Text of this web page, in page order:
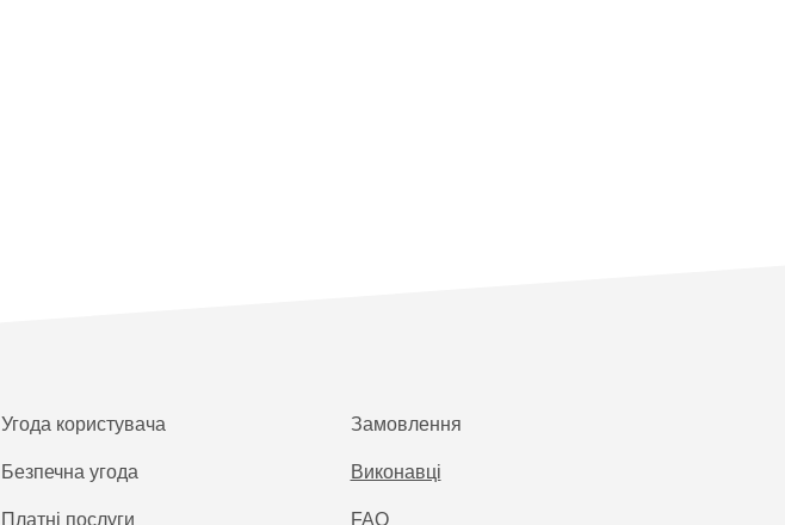
Угода користувача
Безпечна угода
Платнi послуги
Замовлення
Виконавці
FAQ